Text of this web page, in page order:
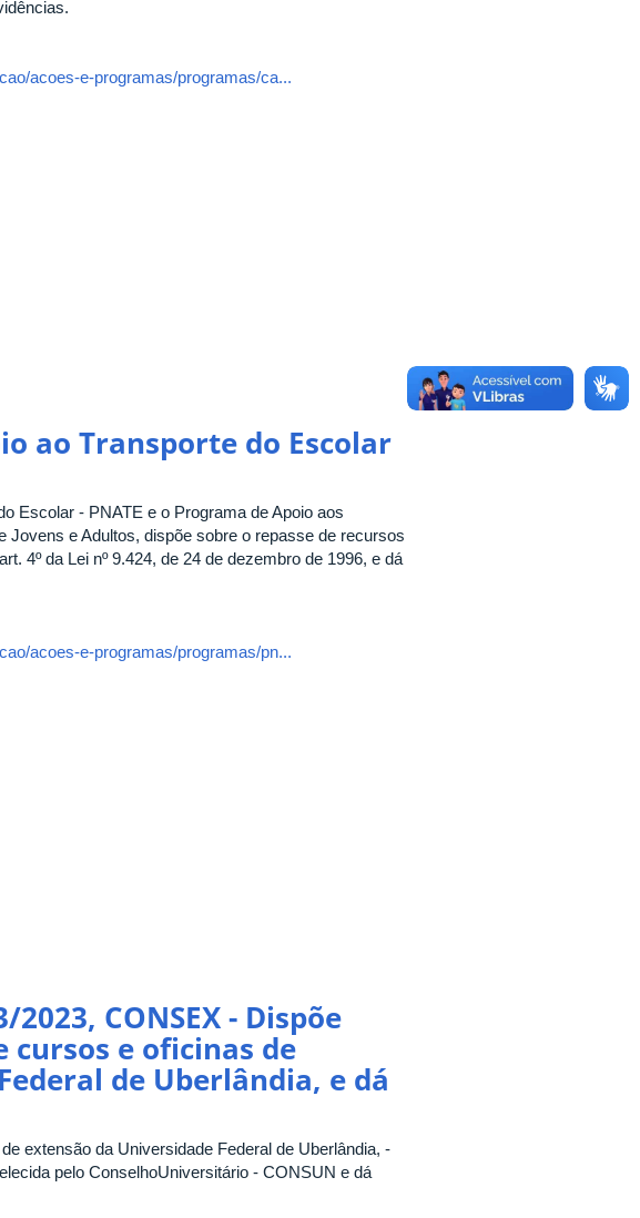
acoes-e-programas/programas/ca...
ao Transporte do Escolar
Escolar - PNATE e o Programa de Apoio aos
Jovens e Adultos, dispõe sobre o repasse de recursos
4º da Lei nº 9.424, de 24 de dezembro de 1996, e dá
acoes-e-programas/programas/pn...
2023, CONSEX - Dispõe
cursos e oficinas de
de Uberlândia, e dá
extensão da Universidade Federal de Uberlândia, -
pelo ConselhoUniversitário - CONSUN e dá